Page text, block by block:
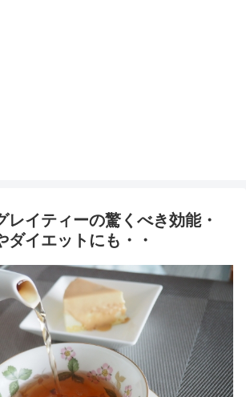
レイティーの驚くべき効能・
ダイエットにも・・